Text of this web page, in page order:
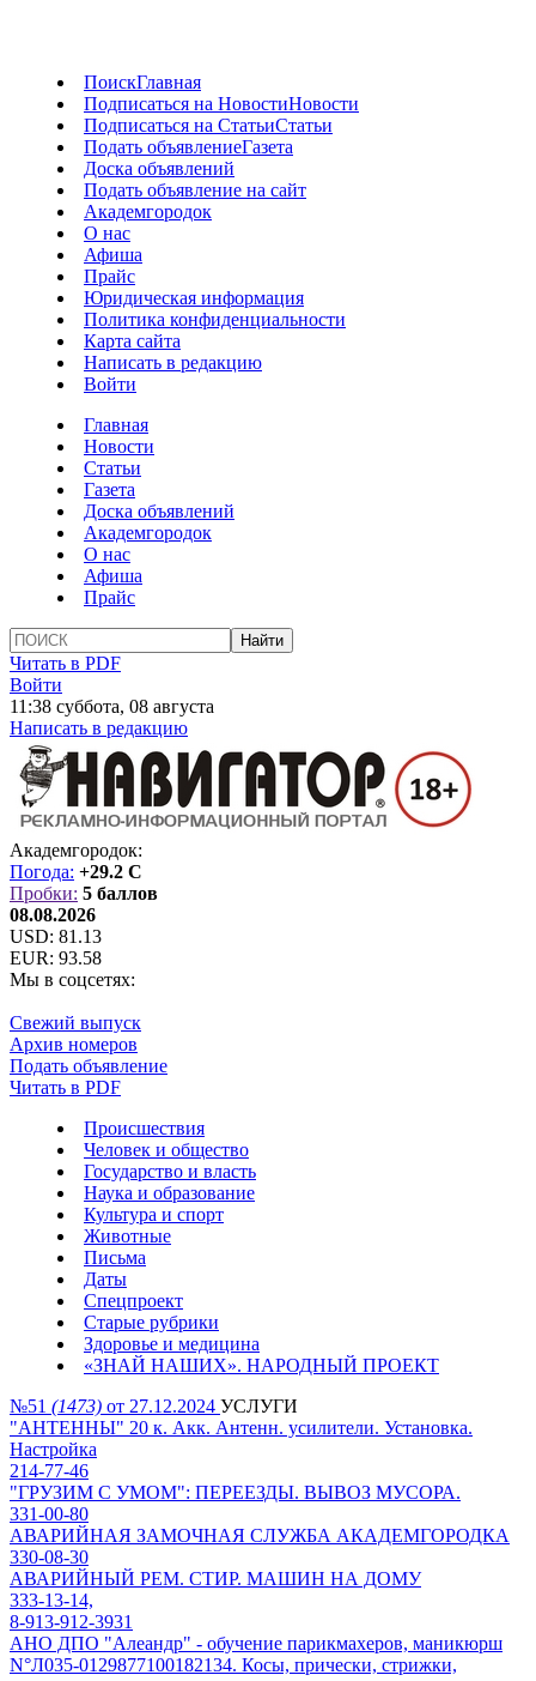
ПоискГлавная
Подписаться на НовостиНовости
Подписаться на СтатьиСтатьи
Подать объявлениеГазета
Доска объявлений
Подать объявление на сайт
Академгородок
О нас
Афиша
Прайс
Юридическая информация
Политика конфиденциальности
Карта сайта
Написать в редакцию
Войти
Главная
Новости
Статьи
Газета
Доска объявлений
Академгородок
О нас
Афиша
Прайс
Читать в PDF
Войти
11:38 суббота, 08 августа
Написать в редакцию
Академгородок:
Погода: +29.2 C
Пробки: 5 баллов
08.08.2026
USD: 81.13
EUR: 93.58
Мы в соцсетях:
Свежий выпуск
Архив номеров
Подать объявление
Читать в PDF
Происшествия
Человек и общество
Государство и власть
Наука и образование
Культура и спорт
Животные
Письма
Даты
Спецпроект
Старые рубрики
Здоровье и медицина
«ЗНАЙ НАШИХ». НАРОДНЫЙ ПРОЕКТ
№51 (1473) от 27.12.2024 УСЛУГИ
"АНТЕННЫ" 20 к. Акк. Антенн. усилители. Установка.
Настройка
214-77-46
"ГРУЗИМ С УМОМ": ПЕРЕЕЗДЫ. ВЫВОЗ МУСОРА.
331-00-80
АВАРИЙНАЯ ЗАМОЧНАЯ СЛУЖБА АКАДЕМГОРОДКА
330-08-30
АВАРИЙНЫЙ РЕМ. СТИР. МАШИН НА ДОМУ
333-13-14,
8-913-912-3931
АНО ДПО "Алеандр" - обучение парикмахеров, маникюрш
N°Л035-0129877100182134. Косы, прически, стрижки,